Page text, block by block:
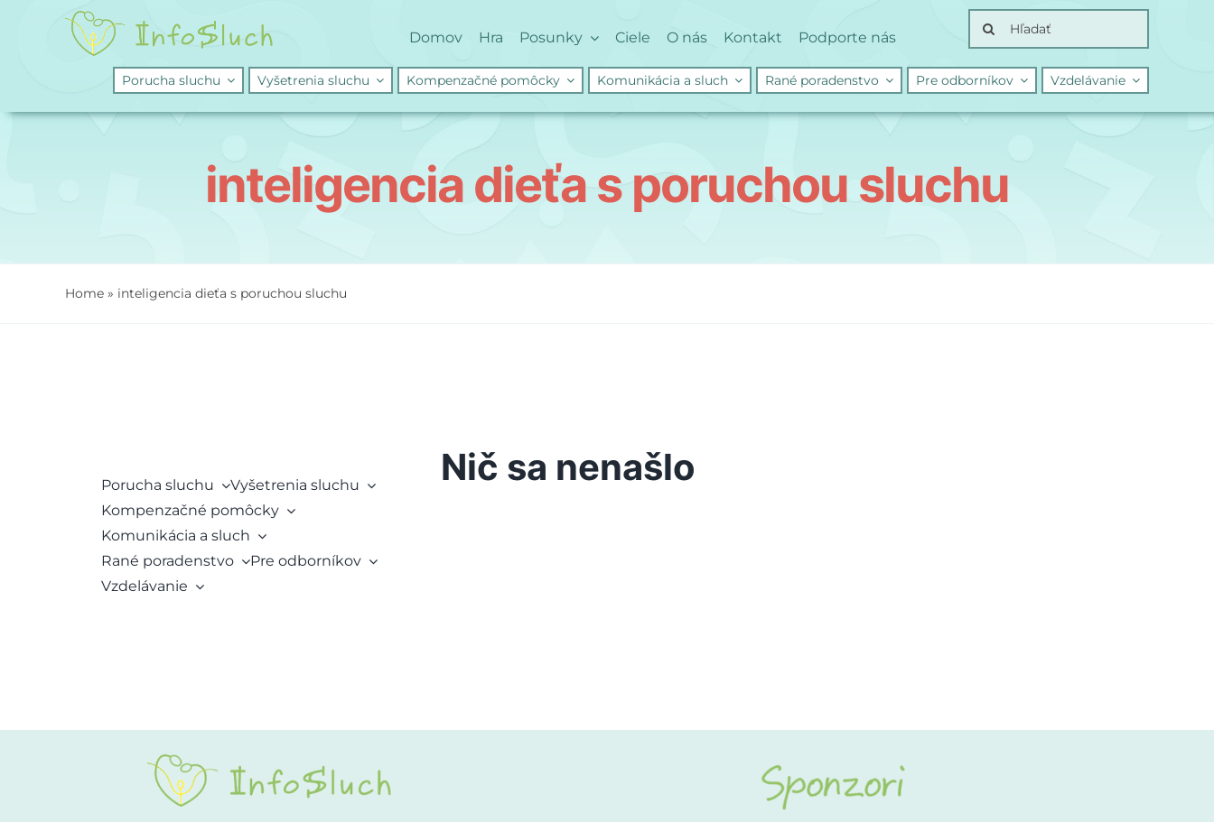
Domov Hra Posunky Ciele O nás Kontakt Podporte nás
Search
for:
Porucha sluchu Vyšetrenia sluchu Kompenzačné pomôcky Komunikácia a sluch Rané poradenstvo Pre odborníkov Vzdelávanie
inteligencia dieťa s poruchou sluchu
Home » inteligencia dieťa s poruchou sluchu
Porucha sluchu
Vyšetrenia sluchu
Kompenzačné pomôcky
Komunikácia a sluch
Rané poradenstvo
Pre odborníkov
Vzdelávanie
Nič sa nenašlo